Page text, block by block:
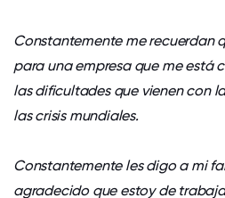
Constantemente me recuerdan
para una empresa que me está
las dificultades que vienen con
las crisis mundiales.
Constantemente les digo a mi
agradecido que estoy de